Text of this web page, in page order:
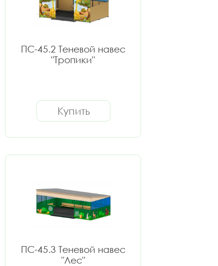
ПС-45.2 Теневой навес
"Тропики"
Купить
ПС-45.3 Теневой навес
"Лес"